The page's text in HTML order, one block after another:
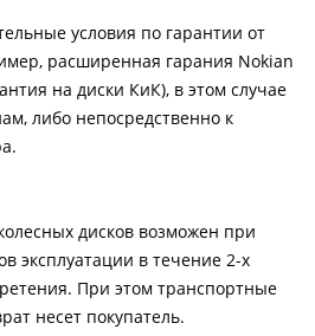
условия по гарантии от
расширенная гарания Nokian
на диски КиК), в этом случае
либо непосредственно к
дисков возможен при
эксплуатации в течение 2-х
При этом транспортные
несет покупатель.